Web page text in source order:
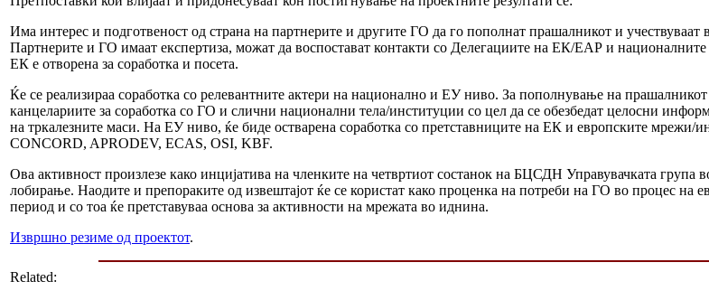
Има интерес и подготвеност од страна на партнерите и другите ГО да го пополнат прашалникот и учествуваат
Партнерите и ГО имаат експертиза, можат да воспостават контакти со Делегациите на ЕК/ЕАР и
ЕК е отворена за соработка и посета.
Ќе се реализираа соработка со релевантните актери на национално и ЕУ ниво. За пополнување на
канцелариите за соработка со ГО и слични национални тела/институции со цел да се обезбедат целосни
на тркалезните маси. На ЕУ ниво, ќе биде остварена соработка со претставниците на ЕК и европските мрежи/
CONCORD, APRODEV, ECAS, OSI, KBF.
Ова активност произлезе како инцијатива на членките на четвртиот состанок на БЦСДН Управувачката група
лобирање. Наодите и препораките од извештајот ќе се користат како проценка на потреби на ГО во процес на
период и со тоа ќе претставуваа основа за активности на мрежата во иднина.
Извршно резиме од проектот.
Related: